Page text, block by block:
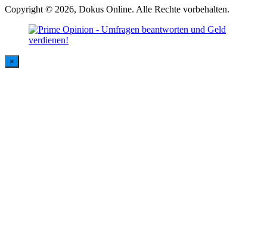
Copyright © 2026, Dokus Online. Alle Rechte vorbehalten.
×